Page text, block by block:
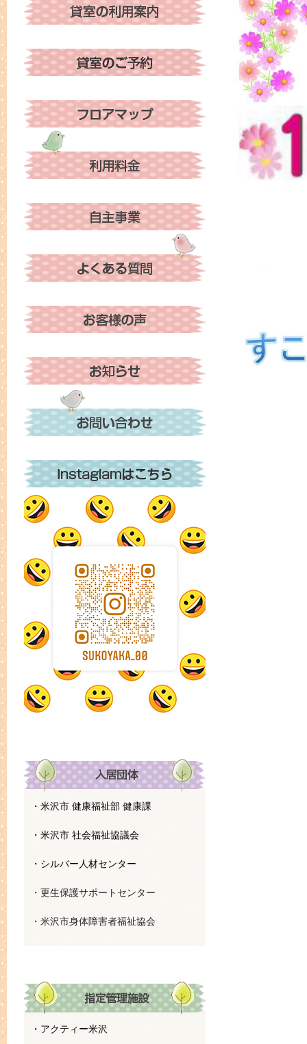
・米沢市 健康福祉部 健康課
・米沢市 社会福祉協議会
・シルバー人材センター
・更生保護サポートセンター
・米沢市身体障害者福祉協会
・アクティー米沢